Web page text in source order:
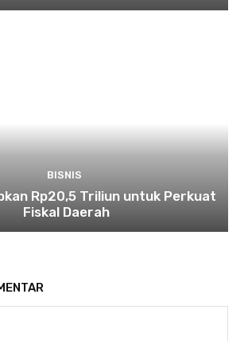
BISNIS
Rp20,5 Triliun untuk Perkuat
Fiskal Daerah